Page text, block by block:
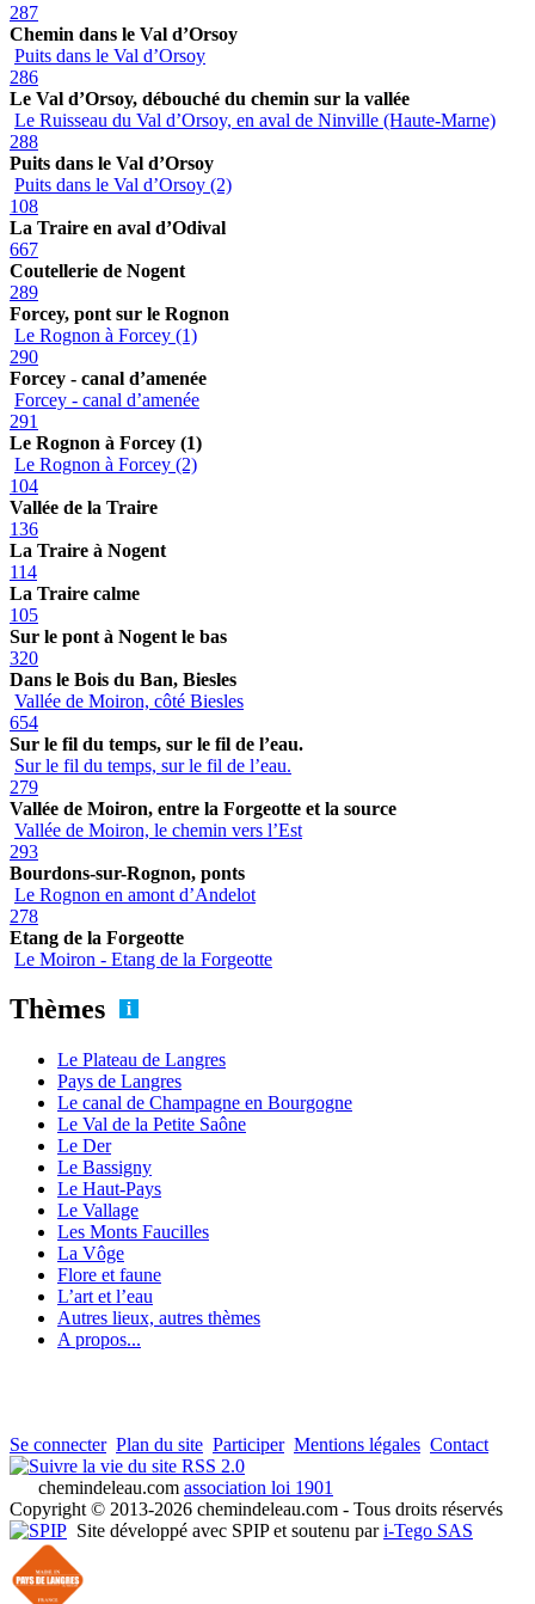
287
Chemin dans le Val d’Orsoy
Puits dans le Val d’Orsoy
286
Le Val d’Orsoy, débouché du chemin sur la vallée
Le Ruisseau du Val d’Orsoy, en aval de Ninville (Haute-Marne)
288
Puits dans le Val d’Orsoy
Puits dans le Val d’Orsoy (2)
108
La Traire en aval d’Odival
667
Coutellerie de Nogent
289
Forcey, pont sur le Rognon
Le Rognon à Forcey (1)
290
Forcey - canal d’amenée
Forcey - canal d’amenée
291
Le Rognon à Forcey (1)
Le Rognon à Forcey (2)
104
Vallée de la Traire
136
La Traire à Nogent
114
La Traire calme
105
Sur le pont à Nogent le bas
320
Dans le Bois du Ban, Biesles
Vallée de Moiron, côté Biesles
654
Sur le fil du temps, sur le fil de l’eau.
Sur le fil du temps, sur le fil de l’eau.
279
Vallée de Moiron, entre la Forgeotte et la source
Vallée de Moiron, le chemin vers l’Est
293
Bourdons-sur-Rognon, ponts
Le Rognon en amont d’Andelot
278
Etang de la Forgeotte
Le Moiron - Etang de la Forgeotte
Thèmes
Le Plateau de Langres
Pays de Langres
Le canal de Champagne en Bourgogne
Le Val de la Petite Saône
Le Der
Le Bassigny
Le Haut-Pays
Le Vallage
Les Monts Faucilles
La Vôge
Flore et faune
L’art et l’eau
Autres lieux, autres thèmes
A propos...
Se connecter Plan du site Participer Mentions légales Contact
RSS 2.0
chemindeleau.com association loi 1901
Copyright © 2013-2026 chemindeleau.com - Tous droits réservés
Site développé avec SPIP et soutenu pari-Tego SAS